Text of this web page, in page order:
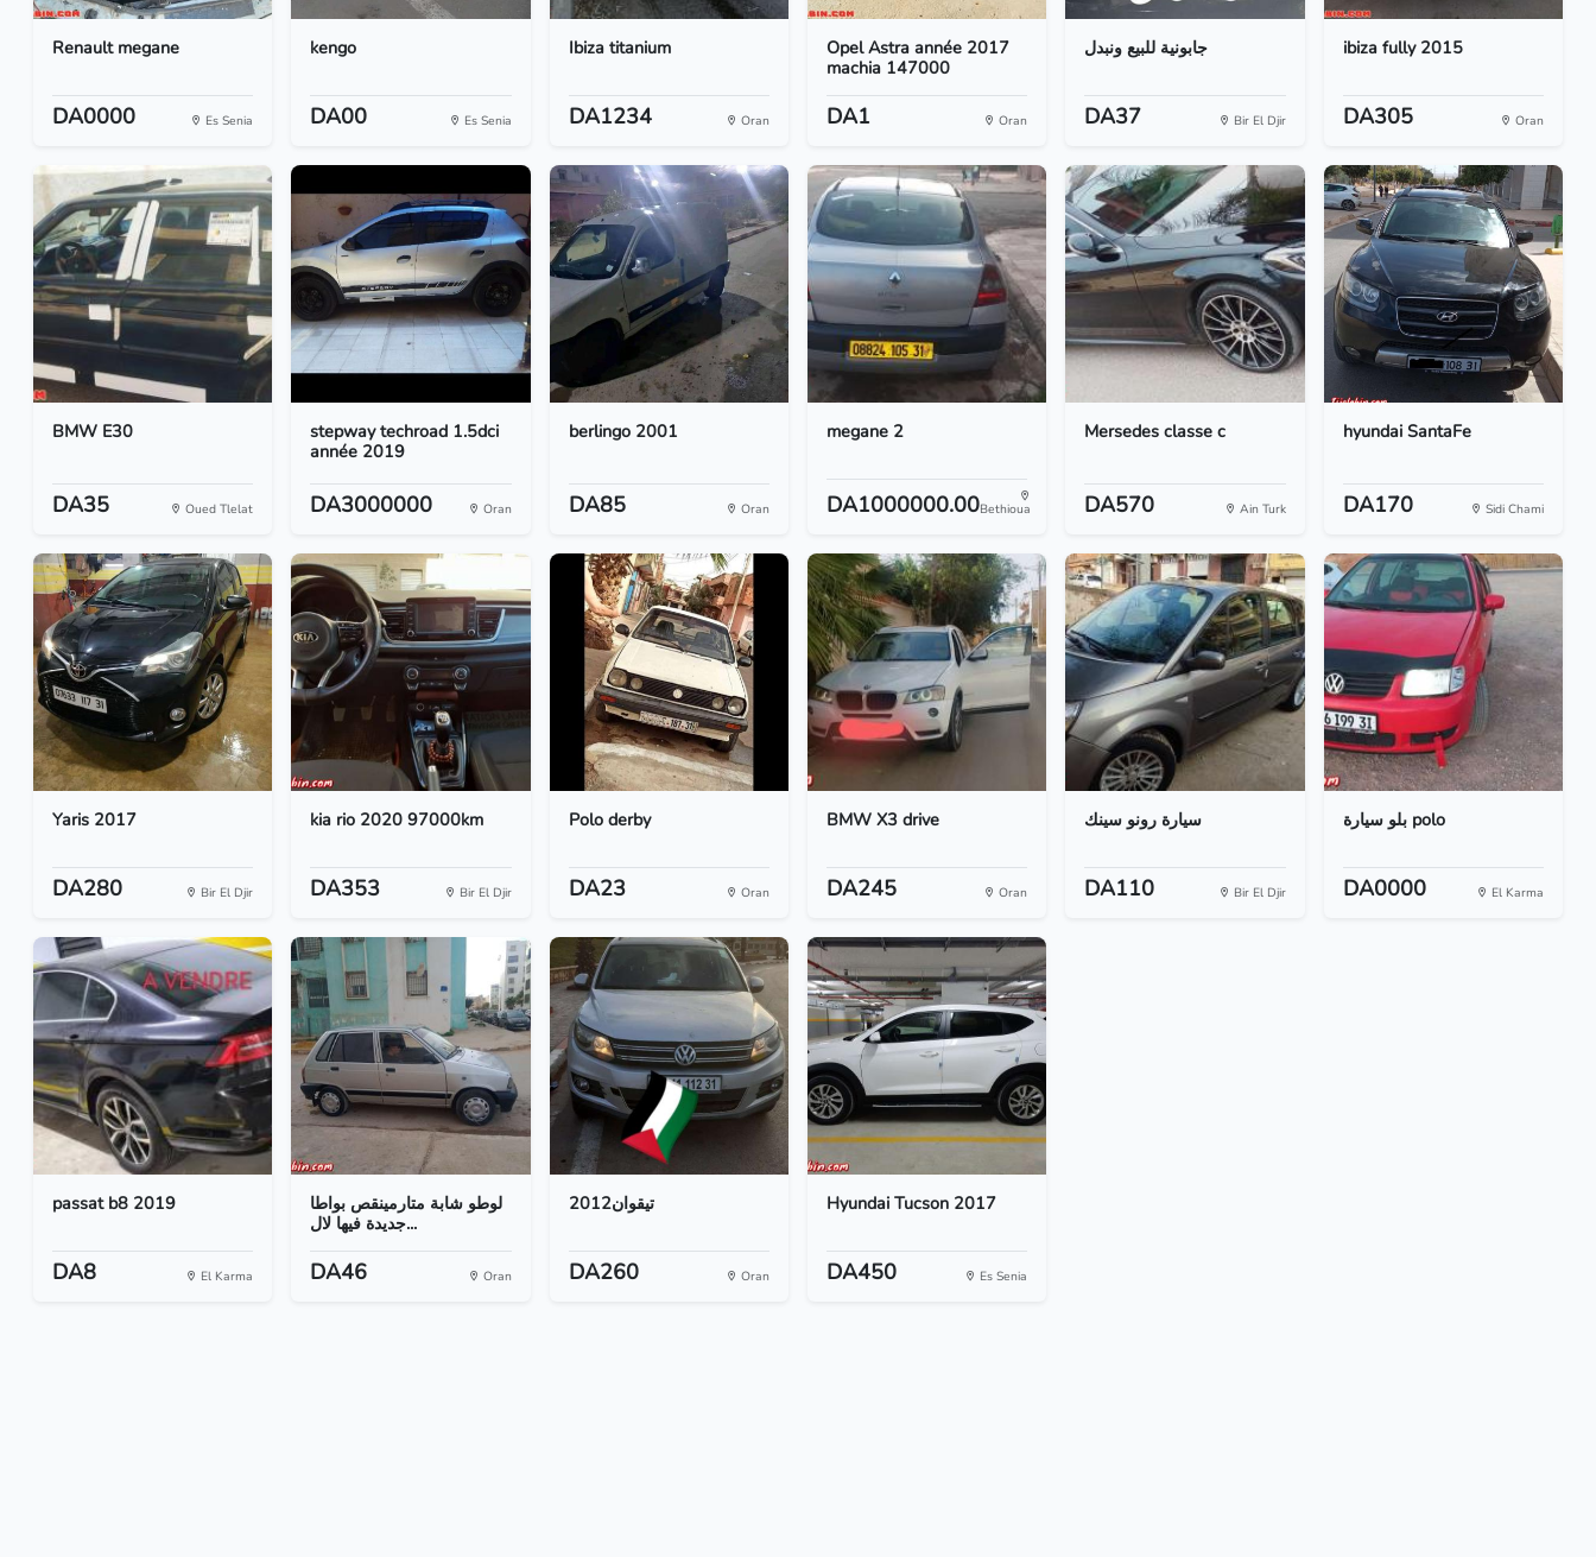
Renault megane
DA0000 Es Senia
kengo
DA00 Es Senia
Ibiza titanium
DA1234 Oran
Opel Astra année 2017
machia 147000
DA1 Oran
جابونية للبيع ونبدل
DA37 Bir El Djir
ibiza fully 2015
DA305 Oran
BMW E30
DA35 Oued Tlelat
stepway techroad 1.5dci
année 2019
DA3000000 Oran
berlingo 2001
DA85 Oran
megane 2
DA1000000.00Bethioua
Mersedes classe c
DA570 Ain Turk
hyundai SantaFe
DA170 Sidi Chami
Yaris 2017
DA280 Bir El Djir
kia rio 2020 97000km
DA353 Bir El Djir
Polo derby
DA23 Oran
BMW X3 drive
DA245 Oran
سيارة رونو سينك
DA110 Bir El Djir
بلو سيارة polo
DA0000 El Karma
passat b8 2019
DA8 El Karma
لوطو شابة متارمينقص بواطا
جديدة فيها لال...
DA46 Oran
تيقوان2012
DA260 Oran
Hyundai Tucson 2017
DA450 Es Senia